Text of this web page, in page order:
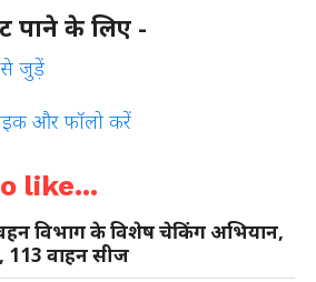
पाने के लिए -
से जुड़ें
और फॉलो करें
like...
विभाग के विशेष चेकिंग अभियान,
113 वाहन सीज